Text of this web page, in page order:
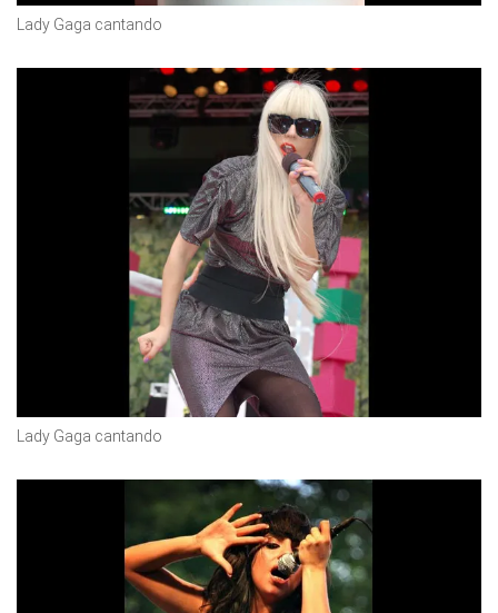
Lady Gaga cantando
Lady Gaga cantando